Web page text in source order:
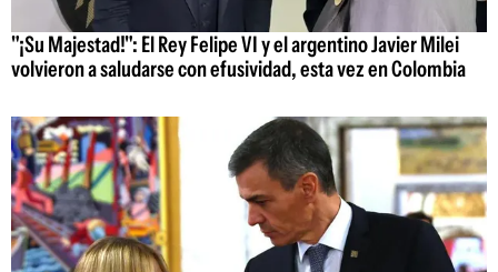
"¡Su Majestad!": El Rey Felipe VI y el argentino Javier Milei
volvieron a saludarse con efusividad, esta vez en Colombia